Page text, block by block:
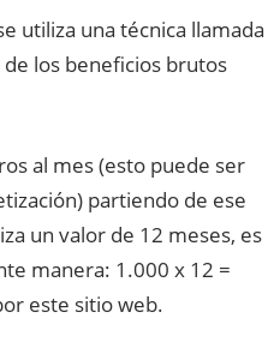
utiliza una técnica llamada
los beneficios brutos
al mes (esto puede ser
partiendo de ese
un valor de 12 meses, es
manera: 1.000 x 12 =
este sitio web.